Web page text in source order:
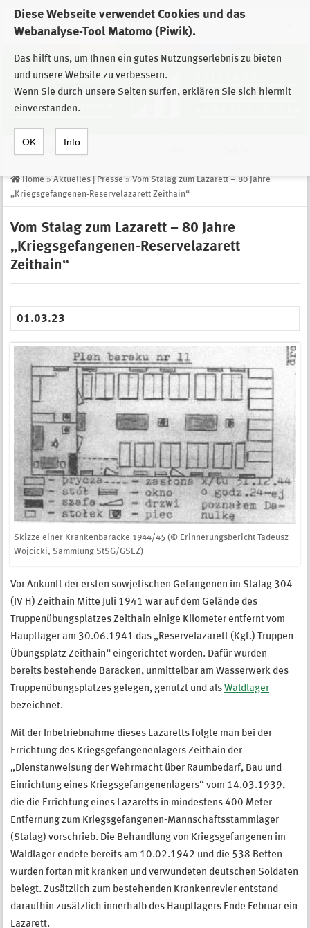
Diese Webseite verwendet Cookies und das
Webanalyse-Tool Matomo (Piwik).
Das hilft uns, um Ihnen ein gutes Nutzungserlebnis zu bieten
und unsere Website zu verbessern.
Wenn Sie durch unsere Seiten surfen, erklären Sie sich hiermit
einverstanden.
OK Info
Zur Auswahl der Einrichtungen der
Stiftung Sächsische Gedenkstätten
Home » Aktuelles | Presse » Vom Stalag zum Lazarett – 80 Jahre
„Kriegsgefangenen-Reservelazarett Zeithain“
Vom Stalag zum Lazarett – 80 Jahre
„Kriegsgefangenen-Reservelazarett
Zeithain“
01.03.23
Skizze einer Krankenbaracke 1944/45 (© Erinnerungsbericht Tadeusz
Wojcicki, Sammlung StSG/GSEZ)
Vor Ankunft der ersten sowjetischen Gefangenen im Stalag 304
(IV H) Zeithain Mitte Juli 1941 war auf dem Gelände des
Truppenübungsplatzes Zeithain einige Kilometer entfernt vom
Hauptlager am 30.06.1941 das „Reservelazarett (Kgf.) Truppen-
Übungsplatz Zeithain“ eingerichtet worden. Dafür wurden
bereits bestehende Baracken, unmittelbar am Wasserwerk des
Truppenübungsplatzes gelegen, genutzt und als Waldlager
bezeichnet.
Mit der Inbetriebnahme dieses Lazaretts folgte man bei der
Errichtung des Kriegsgefangenenlagers Zeithain der
„Dienstanweisung der Wehrmacht über Raumbedarf, Bau und
Einrichtung eines Kriegsgefangenenlagers“ vom 14.03.1939,
die die Errichtung eines Lazaretts in mindestens 400 Meter
Entfernung zum Kriegsgefangenen-Mannschaftsstammlager
(Stalag) vorschrieb. Die Behandlung von Kriegsgefangenen im
Waldlager endete bereits am 10.02.1942 und die 538 Betten
wurden fortan mit kranken und verwundeten deutschen Soldaten
belegt. Zusätzlich zum bestehenden Krankenrevier entstand
daraufhin zusätzlich innerhalb des Hauptlagers Ende Februar ein
Lazarett.